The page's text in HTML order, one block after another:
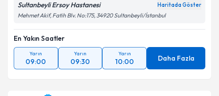
Metni'ni okudum ve kişisel verilerimin belirtilen
kapsamda işlenmesini kabul ediyorum.
Takvim Talebini Gönder
Sultanbeyli Ersoy Hastanesi Haritada Göster
Mehmet Akif, Fatih Blv. No:175, 34920 Sultanbeyli/İstanbul
En Yakın Saatler
Yarın
09:00
Yarın
09:30
Yarın
10:00 Daha Fazla